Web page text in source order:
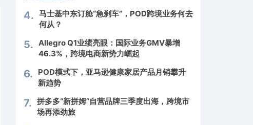
4. 马士基中东订舱“急刹车”，POD跨境业务何去
何从？
5. Allegro Q1业绩亮眼：国际业务GMV暴增
46.3%，跨境电商新势力崛起
6.
POD模式下，亚马逊健康家居产品月销攀升
新趋势
7. 拼多多“新拼姆”自营品牌三季度出海，跨境市
场再添劲旅